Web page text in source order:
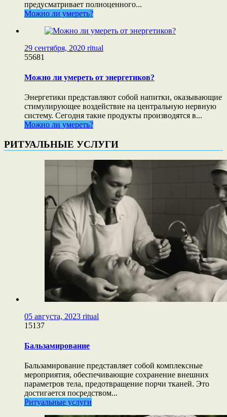
предусматривает полноценного...
Можно ли умереть?
29 сентября, 2020 ritual
55681
Можно ли умереть от энергетиков?
Энергетики представляют собой напитки, оказывающие
стимулирующее воздействие на центральную нервную
систему. Сегодня такие продукты производятся в...
Можно ли умереть?
РИТУАЛЬНЫЕ УСЛУГИ
05 августа, 2023 ritual
15137
Бальзамирование
Бальзамирование представляет собой комплексные
мероприятия, обеспечивающие сохранение внешних
параметров тела, предотвращение порчи тканей. Это
достигается посредством...
Ритуальные услуги